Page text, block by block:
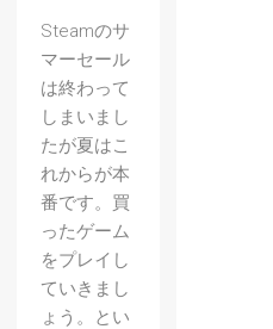
Steamのサ
マーセール
は終わって
しまいまし
たが夏はこ
れからが本
番です。買
ったゲーム
をプレイし
ていきまし
ょう。とい